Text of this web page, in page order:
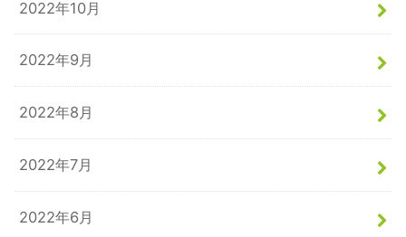
2022年10月
2022年9月
2022年8月
2022年7月
2022年6月